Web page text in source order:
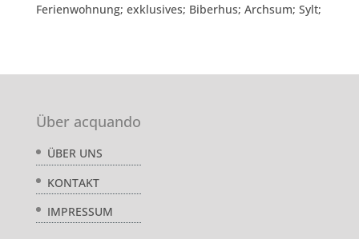
Ferienwohnung; exklusives; Biberhus; Archsum; Sylt;
Über acquando
ÜBER UNS
KONTAKT
IMPRESSUM